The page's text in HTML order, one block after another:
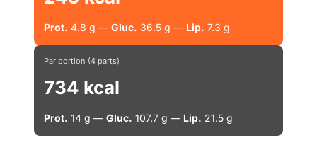
Prot. 4.8 g — Gluc. 36.5 g — Lip. 7.3 g
Par portion (4 parts)
734 kcal
Prot. 14 g — Gluc. 107.7 g — Lip. 21.5 g